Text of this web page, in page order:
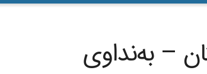
– به‌نداوی